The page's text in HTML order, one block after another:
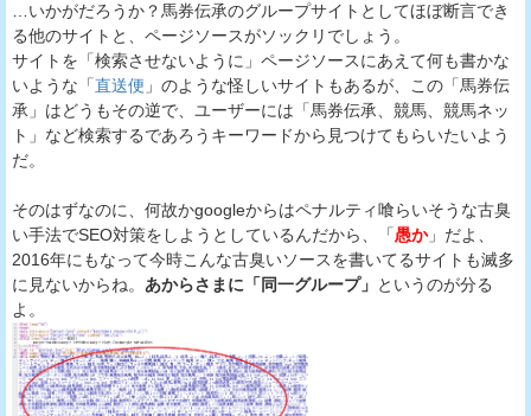
…いかがだろうか？馬券伝承のグループサイトとしてほぼ断言でき
る他のサイトと、ページソースがソックリでしょう。
サイトを「検索させないように」ページソースにあえて何も書かな
いような「直送便 」のような怪しいサイトもあるが、この「馬券伝
承」はどうもその逆で、ユーザーには「馬券伝承、競馬、競馬ネッ
ト」など検索するであろうキーワードから見つけてもらいたいよう
だ。
そのはずなのに、何故かgoogleからはペナルティ喰らいそうな古臭
い手法でSEO対策をしようとしているんだから、「愚か」だよ、
2016年にもなって今時こんな古臭いソースを書いてるサイトも滅多
に見ないからね。 あからさまに「同一グループ」 というのが分る
よ。